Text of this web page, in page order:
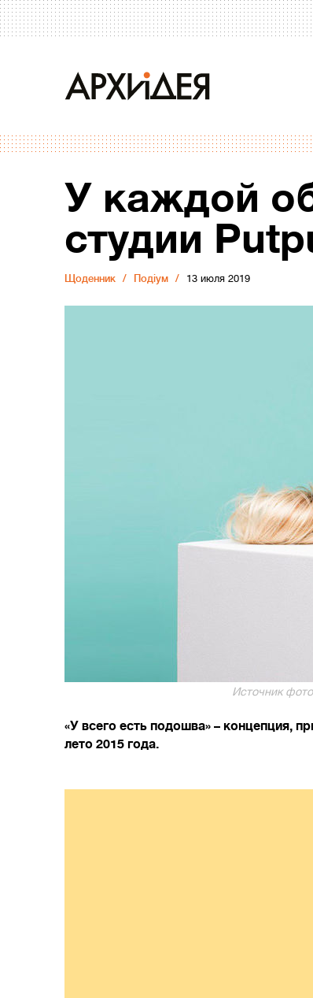
У каждой
студии
Щоденник Подіум 13 июля 2019
Источник
«У всего есть подошва» – концепция,
лето 2015 года.